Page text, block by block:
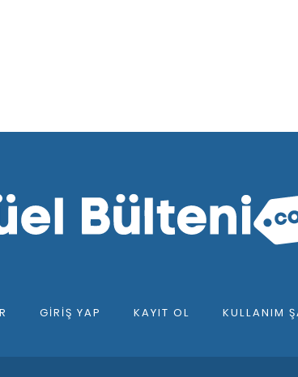
GIRIŞ YAP KAYIT OL KULLANIM